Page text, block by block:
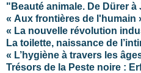
"Beauté animale. De Dürer
« Aux frontières de l'humain
« La nouvelle révolution
La toilette, naissance de
« L’hygiène à travers les
Trésors de la Peste noire :